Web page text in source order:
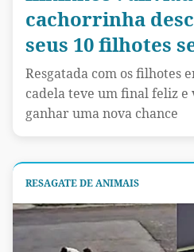
cachorrinha
seus 10 filhotes
Resgatada com os filhotes
cadela teve um final feliz
ganhar uma nova chance
RESAGATE DE ANIMAIS